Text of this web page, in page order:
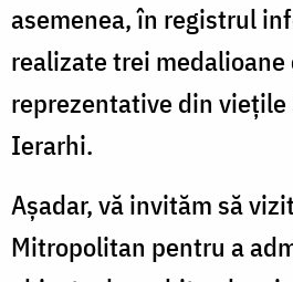
asemenea, în registrul
realizate trei
reprezentative din
Ierarhi.
Așadar, vă invităm să
Mitropolitan pentru a